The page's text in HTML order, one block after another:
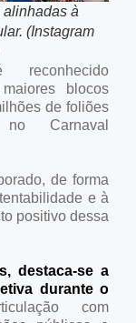
alinhadas à
(Instagram
blocos
de foliões
Carnaval
de forma
e à
positivo dessa
destaca-se a
durante o
com